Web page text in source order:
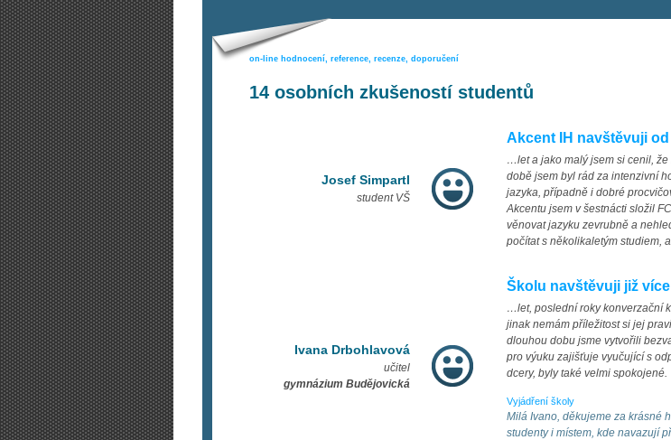
on-line hodnocení, reference, recenze, doporučení
14 osobních zkušeností studentů
Josef Simpartl
student VŠ
Akcent IH navštěvuji
…let a jako malý jsem si cenil,
době jsem byl rád za intenzivní
jazyka, případně i dobré
Akcentu jsem v šestnácti složil
věnovat jazyku zevrubně a
počítat s několikaletým studiem,
Ivana Drbohlavová
učitel
gymnázium Budějovická
Školu navštěvuji již
…let, poslední roky konverzační
jinak nemám příležitost si jej
dlouhou dobu jsme vytvořili
pro výuku zajišťuje vyučující s
dcery, byly také velmi spokojené.
Vyjádření školy
Milá Ivano, děkujeme za krásné
studenty i místem, kde navazují